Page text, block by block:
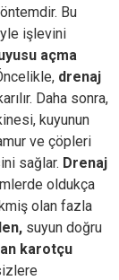
Bu
işlevini
açma
drenaj
Daha sonra,
kuyunun
ve çöpleri
sağlar. Drenaj
oldukça
olan fazla
suyun doğru
karotçu